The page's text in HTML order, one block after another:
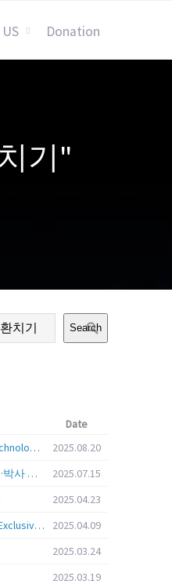
Donation
기"
Search
Date
Call for Applications: 2025 Korea Technology Advisory Group (K-TAG)
2025.08.20
과총-한국은행 주관 이공계 분야 석·박사 학위자 대상 서베이
2025.07.15
2025.04.23
i-Drone 2025, Deadline Extended & Exclusive Opportunity to Travel to Korea!
2025.04.09
2025.03.24
2025.03.19